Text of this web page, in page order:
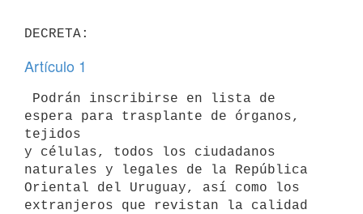
Artículo 1
espera para trasplante de órganos,
tejidos
y células, todos los ciudadanos
naturales y legales de la República
Oriental del Uruguay, así como los
extranjeros que revistan la calidad